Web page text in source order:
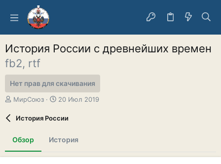
История России с древнейших времен
fb2, rtf
Нет прав для скачивания
А
МирСоюз
Д
т
о
20 Июл 2019
История России
Обзор История